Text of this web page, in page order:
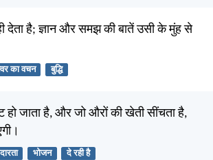
ही देता है; ज्ञान और समझ की बातें उसी के मुंह से
का वचन बुद्धि
हो जाता है, और जो औरों की खेती सींचता है,
भोजन दे रही है